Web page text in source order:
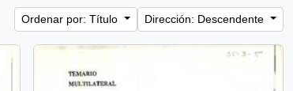
Ordenar por: Título Dirección: Descendente